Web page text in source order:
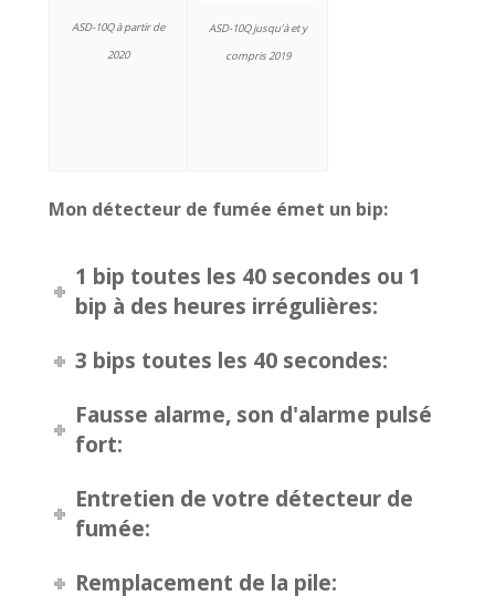
ASD-10Q à partir de
2020
ASD-10Q jusqu’à et y
compris 2019
Mon détecteur de fumée émet un bip:
1 bip toutes les 40 secondes ou 1
bip à des heures irrégulières:
3 bips toutes les 40 secondes:
Fausse alarme, son d'alarme pulsé
fort:
Entretien de votre détecteur de
fumée:
Remplacement de la pile: